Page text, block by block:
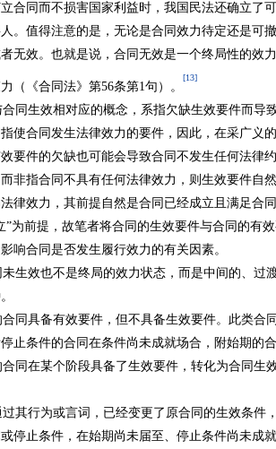
合同而不损害国家利益时，我国民法还确立了
。值得注意的是，无论是合同效力待定还是可
无效。也就是说，合同无效是一个终局性的效
（《合同法》第56条第1句）。
[13]
同生效相对应的概念，系指欠缺生效要件而导
使合同发生法律效力的要件，因此，在采广义
要件的欠缺也可能会导致合同不发生任何法律
非指合同不具有任何法律效力，则生效要件自
律效力，其前提自然是合同已经成立且满足合
”为前提，故笔者将合同的生效要件与合同的有
响合同是否发生履行效力的有关因素。
生效也不是终局的效力状态，而是中间的、过
同具备有效要件，但不具备生效要件。此类合
止条件的合同在条件尚未成就场合，附始期的
同在某个阶段具备了生效要件，转化为合同生
其行为或言词，已经变更了原合同的生效条件
停止条件，在始期尚未届至、停止条件尚未成